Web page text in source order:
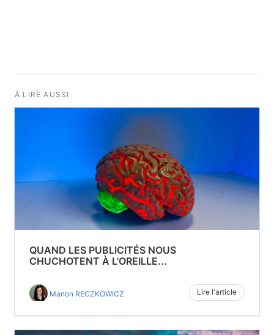
À LIRE AUSSI
QUAND LES PUBLICITÉS NOUS
CHUCHOTENT À L’OREILLE...
Manon RECZKOWICZ Lire l'article